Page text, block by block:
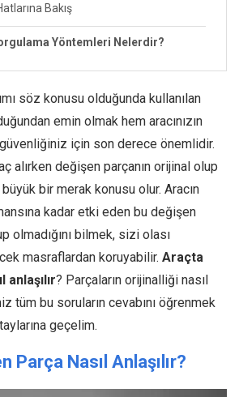
Bakış
Yöntemleri Nelerdir?
söz konusu olduğunda kullanılan
emin olmak hem aracınızın
için son derece önemlidir.
alırken değişen parçanın orijinal olup
büyük bir merak konusu olur. Aracın
kadar etki eden bu değişen
olmadığını bilmek, sizi olası
masraflardan koruyabilir. Araçta
anlaşılır? Parçaların orijinalliği nasıl
tüm bu soruların cevabını öğrenmek
geçelim.
Parça Nasıl Anlaşılır?